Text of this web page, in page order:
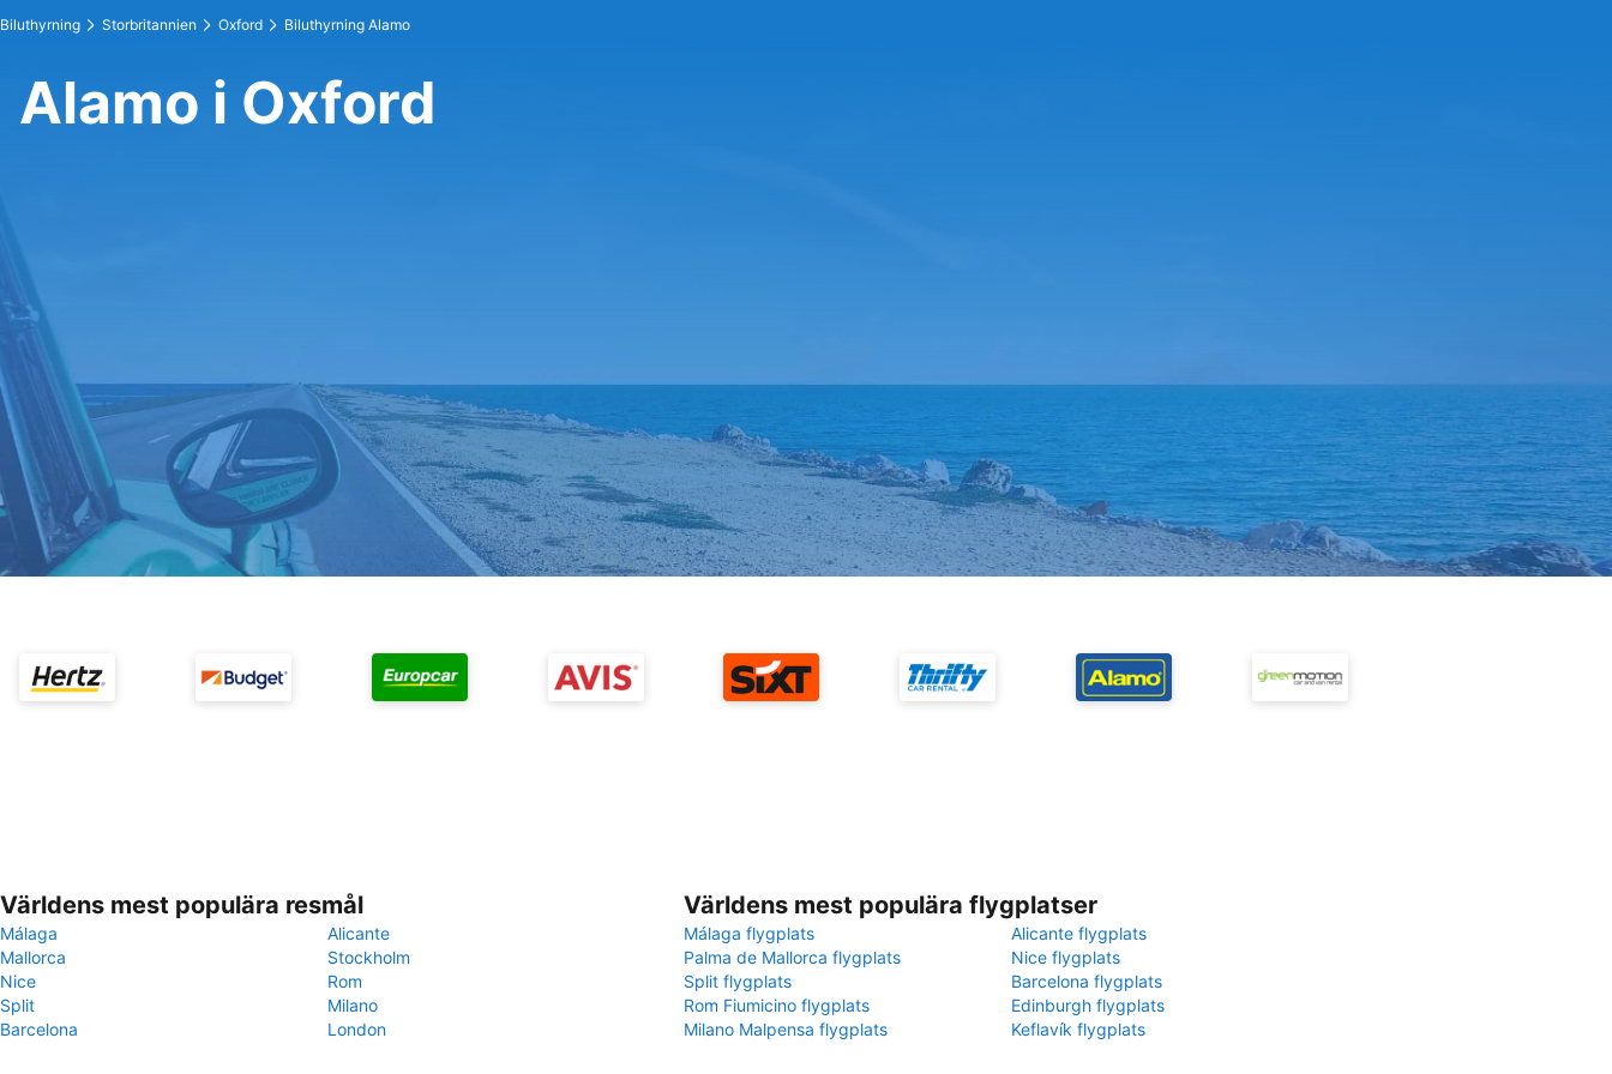
Biluthyrning Storbritannien Oxford Biluthyrning Alamo
Alamo i Oxford
Världens mest populära resmål
Málaga
Alicante
Mallorca
Stockholm
Nice
Rom
Split
Milano
Barcelona
London
Världens mest populära flygplatser
Málaga flygplats
Alicante flygplats
Palma de Mallorca flygplats
Nice flygplats
Split flygplats
Barcelona flygplats
Rom Fiumicino flygplats
Edinburgh flygplats
Milano Malpensa flygplats
Keflavík flygplats